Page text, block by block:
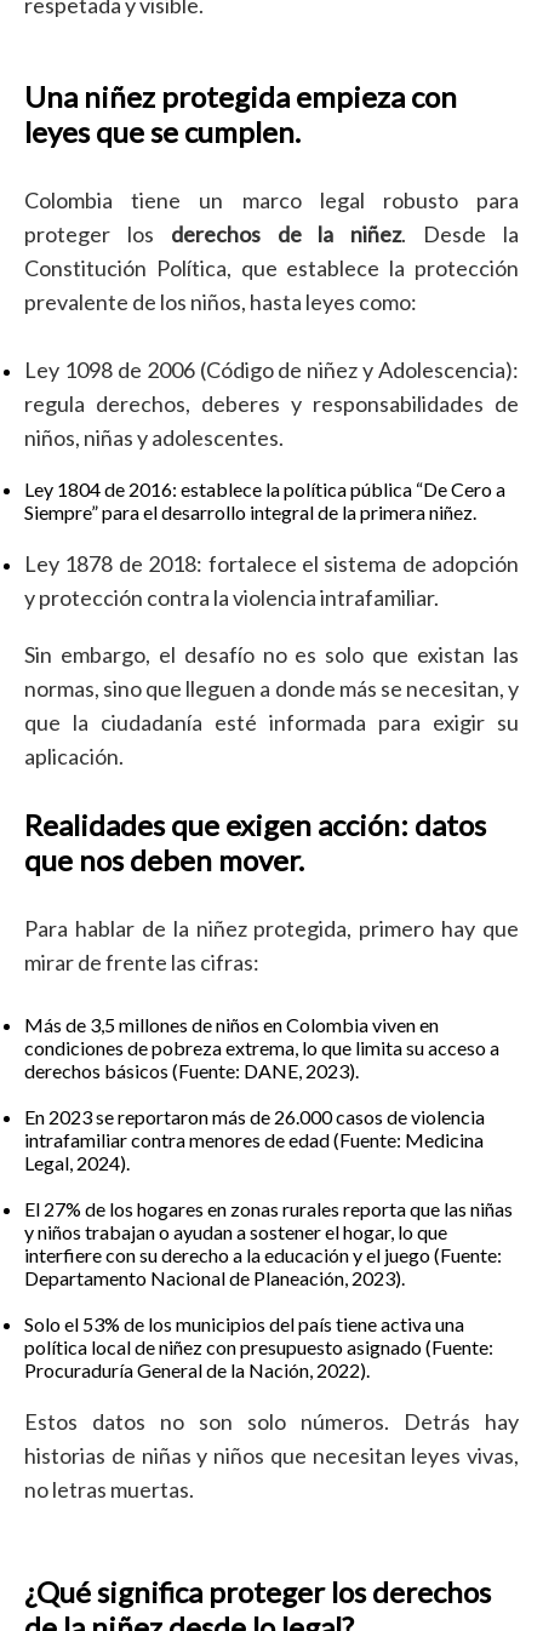
Una niñez protegida empieza con
leyes que se cumplen.
Colombia tiene un marco legal robusto para
proteger los derechos de la niñez. Desde la
Constitución Política, que establece la protección
prevalente de los niños, hasta leyes como:
Ley 1098 de 2006 (Código de niñez y Adolescencia):
regula derechos, deberes y responsabilidades de
niños, niñas y adolescentes.
Ley 1804 de 2016: establece la política pública “De Cero a
Siempre” para el desarrollo integral de la primera niñez.
Ley 1878 de 2018: fortalece el sistema de adopción
y protección contra la violencia intrafamiliar.
Sin embargo, el desafío no es solo que existan las
normas, sino que lleguen a donde más se necesitan, y
que la ciudadanía esté informada para exigir su
aplicación.
Realidades que exigen acción: datos
que nos deben mover.
Para hablar de la niñez protegida, primero hay que
mirar de frente las cifras:
Más de 3,5 millones de niños en Colombia viven en
condiciones de pobreza extrema, lo que limita su acceso a
derechos básicos (Fuente: DANE, 2023).
En 2023 se reportaron más de 26.000 casos de violencia
intrafamiliar contra menores de edad (Fuente: Medicina
Legal, 2024).
El 27% de los hogares en zonas rurales reporta que las niñas
y niños trabajan o ayudan a sostener el hogar, lo que
interfiere con su derecho a la educación y el juego (Fuente:
Departamento Nacional de Planeación, 2023).
Solo el 53% de los municipios del país tiene activa una
política local de niñez con presupuesto asignado (Fuente:
Procuraduría General de la Nación, 2022).
Estos datos no son solo números. Detrás hay
historias de niñas y niños que necesitan leyes vivas,
no letras muertas.
¿Qué significa proteger los derechos